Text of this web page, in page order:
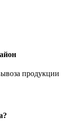
продукции